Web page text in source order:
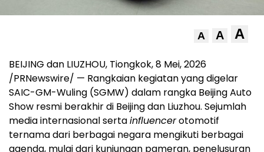
A A A
BEIJING dan LIUZHOU, Tiongkok,8 Mei, 2026
/PRNewswire/ — Rangkaian kegiatan yang digelar
SAIC-GM-Wuling (SGMW) dalam rangka Beijing Auto
Show resmi berakhir di Beijing dan Liuzhou. Sejumlah
media internasional sertainfluencerotomotif
ternama dari berbagai negara mengikuti berbagai
agenda, mulai dari kunjungan pameran, penelusuran